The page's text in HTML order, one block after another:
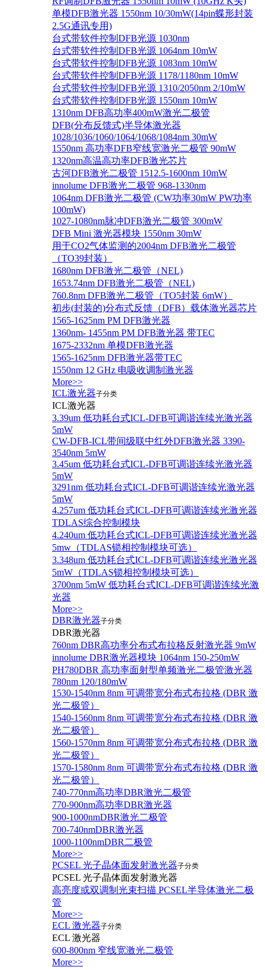
单模DFB激光器 1550nm 10/30mW(14pin蝶形封装
2.5G通讯专用)
台式带软件控制DFB光源 1030nm
台式带软件控制DFB光源 1064nm 10mW
台式带软件控制DFB光源 1083nm 10mW
台式带软件控制DFB光源 1178/1180nm 10mW
台式带软件控制DFB光源 1310/2050nm 2/10mW
台式带软件控制DFB光源 1550nm 10mW
1310nm DFB高功率400mW激光二极管
DFB(分布反馈式)半导体激光器
1028/1036/1060/1064/1068/1084nm 30mW
1550nm 高功率DFB窄线宽激光二极管 90mW
1320nm高温高功率DFB激光芯片
古河DFB激光二极管 1512.5-1600nm 10mW
innolume DFB激光二极管 968-1330nm
1064nm DFB激光二极管 (CW功率30mW PW功率
100mW)
1027-1080nm脉冲DFB激光二极管 300mW
DFB Mini 激光器模块 1550nm 30mW
用于CO2气体监测的2004nm DFB激光二极管
（TO39封装）
1680nm DFB激光二极管（NEL)
1653.74nm DFB激光二极管（NEL)
760.8nm DFB激光二极管（TO5封装 6mW）
初步(封装的)分布式反馈（DFB）载体激光器芯片
1565-1625nm PM DFB激光器
1360nm- 1455nm PM DFB激光器 带TEC
1675-2332nm 单模DFB激光器
1565-1625nm DFB激光器带TEC
1550nm 12 GHz 电吸收调制激光器
More>>
ICL激光器子分类
ICL激光器
3.39um 低功耗台式ICL-DFB可调谐连续光激光器
5mW
CW-DFB-ICL带间级联中红外DFB激光器 3390-
3540nm 5mW
3.45um 低功耗台式ICL-DFB可调谐连续光激光器
5mW
3291nm 低功耗台式ICL-DFB可调谐连续光激光器
5mW
4.257um 低功耗台式ICL-DFB可调谐连续光激光器
TDLAS综合控制模块
4.240um 低功耗台式ICL-DFB可调谐连续光激光器
5mw（TDLAS锁相控制模块可选）
3.348um 低功耗台式ICL-DFB可调谐连续光激光器
5mW（TDLAS锁相控制模块可选）
3700nm 5mW 低功耗台式ICL-DFB可调谐连续光激
光器
More>>
DBR激光器子分类
DBR激光器
760nm DBR高功率分布式布拉格反射激光器 9mW
innolume DBR激光器模块 1064nm 150-250mW
PH780DBR 高功率面射型单频激光二极管激光器
780nm 120/180mW
1530-1540nm 8nm 可调带宽分布式布拉格 (DBR 激
光二极管）
1540-1560nm 8nm 可调带宽分布式布拉格 (DBR 激
光二极管）
1560-1570nm 8nm 可调带宽分布式布拉格 (DBR 激
光二极管）
1570-1580nm 8nm 可调带宽分布式布拉格 (DBR 激
光二极管）
740-770nm高功率DBR激光二极管
770-900nm高功率DBR激光器
900-1000nmDBR激光二极管
700-740nmDBR激光器
1000-1100nmDBR二极管
More>>
PCSEL 光子晶体面发射激光器子分类
PCSEL 光子晶体面发射激光器
高亮度或双调制光束扫描 PCSEL半导体激光二极
管
More>>
ECL 激光器子分类
ECL 激光器
600-800nm 窄线宽激光二极管
More>>